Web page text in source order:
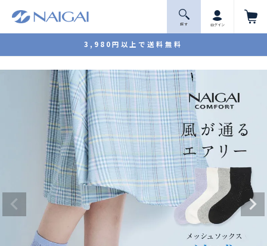
3,980円以上で送料無料
探 す ログイン